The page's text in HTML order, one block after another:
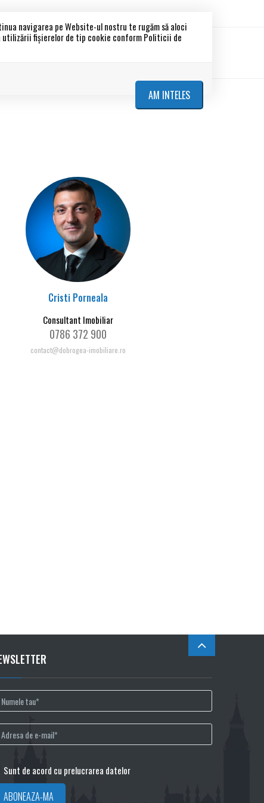
navigarea pe Website-ul nostru te rugăm să aloci
fişierelor de tip cookie conform Politicii de
AM INTELES
Cristi Porneala
Consultant Imobiliar
0786 372 900
contact@dobrogea-imobiliare.ro
Sunt de acord cu prelucrarea datelor